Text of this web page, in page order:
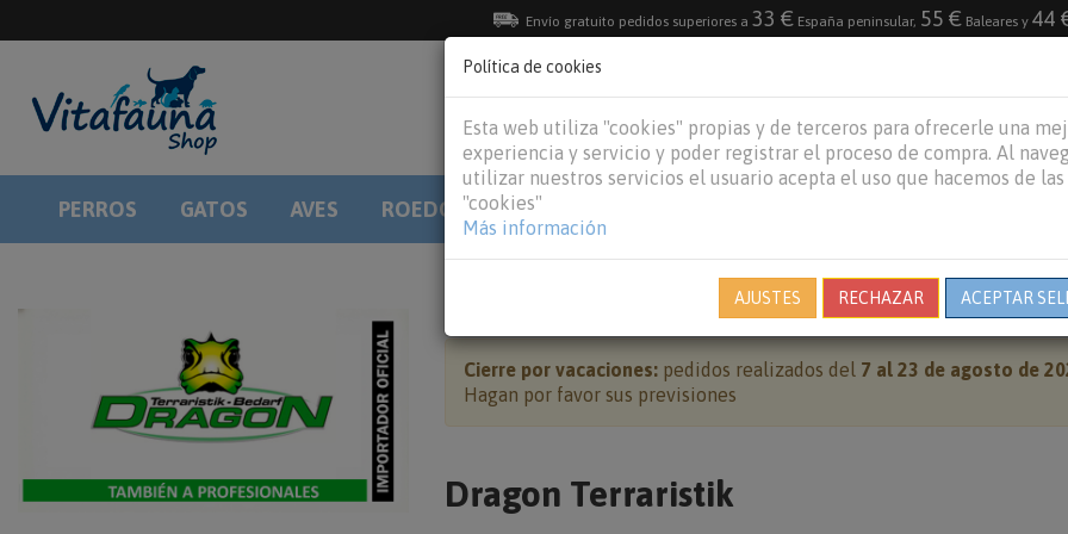
Envío gratuito pedidos superiores a 33 € España peninsular, 55 € Baleares y 44
DESTACADO
VACACIONES DE VERANO 2026
PERROS GATOS AVES ROEDORES REPTILES
Cierre por vacaciones:pedidos realizados del 7 al 23 de agosto de
Hagan por favor sus previsiones
Dragon Terraristik
Política de cookies
Esta web utiliza "cookies" propias y de terceros para ofrecerle una
experiencia y servicio y poder registrar el proceso de compra. Al
utilizar nuestros servicios el usuario acepta el uso que hacemos de las
"cookies"
Más información
AJUSTES RECHAZAR ACEPTAR